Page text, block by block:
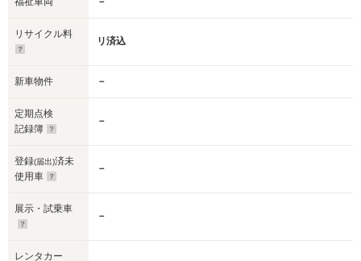
リサイクル料
リ済込
新車物件 －
定期点検
記録簿
－
登録(届出)済未
使用車
－
展示・試乗車
－
レンタカー